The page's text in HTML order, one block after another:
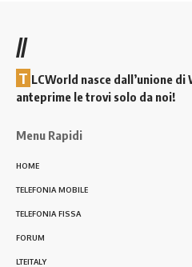
//
T LCWorld nasce dall’unione
anteprime le trovi solo da noi!
Menu Rapidi
HOME
TELEFONIA MOBILE
TELEFONIA FISSA
FORUM
LTEITALY